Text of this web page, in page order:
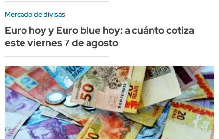
Mercado de divisas
Euro hoy y Euro blue hoy: a cuánto cotiza
este viernes 7 de agosto